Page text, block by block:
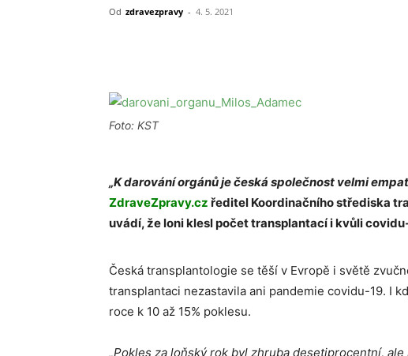
Od zdravezpravy - 4. 5. 2021
Foto: KST
„K darování orgánů je česká společnost velmi
ZdraveZpravy.cz ředitel Koordinačního střediska
uvádí, že loni klesl počet transplantací i kvůli
Česká transplantologie se těší v Evropě i světě
transplantaci nezastavila ani pandemie covidu-19. I
roce k 10 až 15% poklesu.
„Pokles za loňský rok byl zhruba desetiprocentní,